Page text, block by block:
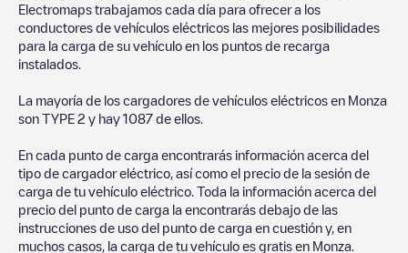
Electromaps trabajamos cada día para ofrecer a los
conductores de vehículos eléctricos las mejores posibilidades
para la carga de su vehículo en los puntos de recarga
instalados.
La mayoría de los cargadores de vehículos eléctricos en Monza
son TYPE 2 y hay 1087 de ellos.
En cada punto de carga encontrarás información acerca del
tipo de cargador eléctrico, así como el precio de la sesión de
carga de tu vehículo eléctrico. Toda la información acerca del
precio del punto de carga la encontrarás debajo de las
instrucciones de uso del punto de carga en cuestión y, en
muchos casos, la carga de tu vehículo es gratis en Monza